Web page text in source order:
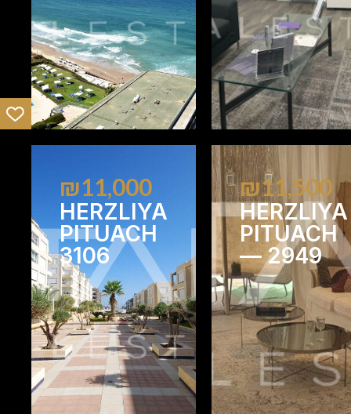
₪11,000
HERZLIYA
PITUACH
3106
2
₪11,500
HERZLIYA
PITUACH
— 2949
1 1